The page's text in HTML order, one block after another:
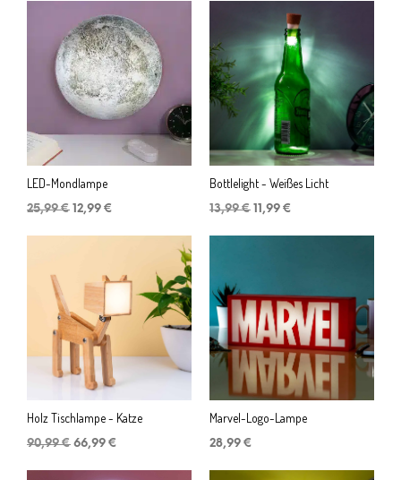
LED-Mondlampe
25,99€ Ursprünglicher
war:
12,99 €
ist:
Bottlelight - Weißes Licht
13,99€ Ursprünglicher
war:
11,99 €
ist:
Holz Tischlampe - Katze
90,99€ Ursprünglicher
war:
66,99 €
ist:
Marvel-Logo-Lampe
28,99 €